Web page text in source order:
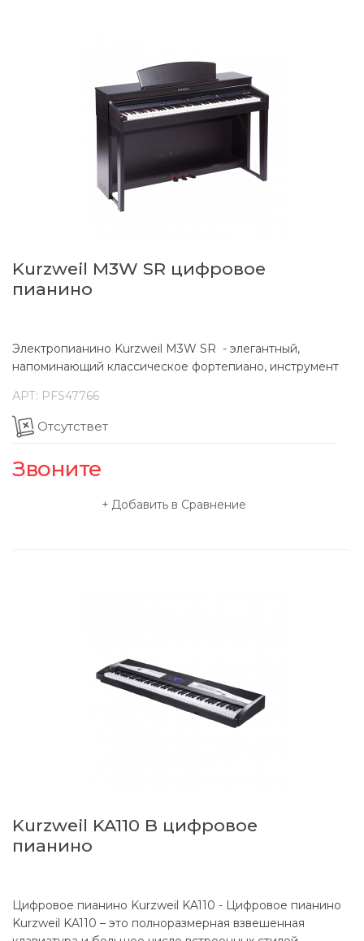
Kurzweil M3W SR цифровое
пианино
Электропианино Kurzweil M3W SR - элегантный,
напоминающий классическое фортепиано, инструмент
АРТ: PFS47766
Отсутствет
Звоните
Добавить в Сравнение
Kurzweil KA110 B цифровое
пианино
Цифровое пианино Kurzweil KA110 - Цифровое пианино
Kurzweil KA110 – это полноразмерная взвешенная